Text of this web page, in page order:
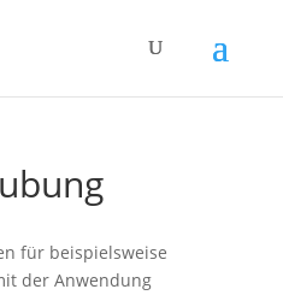
für beispielsweise
der Anwendung